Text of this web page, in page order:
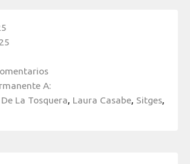
A:
La Tosquera, Laura Casabe, Sitges,